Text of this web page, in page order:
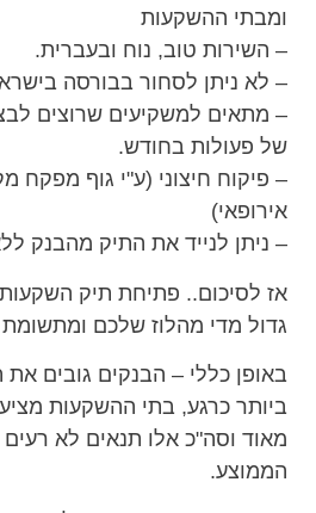
ומבתי ההשקעות
– השירות טוב, נוח ובעברית.
– לא ניתן לסחור בבורסה
– מתאים למשקיעים שרוצים
של פעולות בחודש.
– פיקוח חיצוני (ע"י גוף מפקח
אירופאי)
– ניתן לנייד את התיק מהבנק
אז לסיכום.. פתיחת תיק
גדול מדי מהלוז שלכם
באופן כללי – הבנקים גובים
ביותר כרגע, בתי ההשקעות
מאוד וסה"כ אלו תנאים לא
הממוצע.